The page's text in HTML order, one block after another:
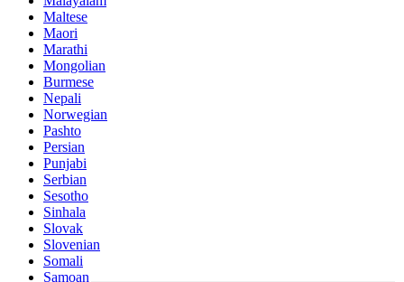
Maltese
Maori
Marathi
Mongolian
Burmese
Nepali
Norwegian
Pashto
Persian
Punjabi
Serbian
Sesotho
Sinhala
Slovak
Slovenian
Somali
Samoan